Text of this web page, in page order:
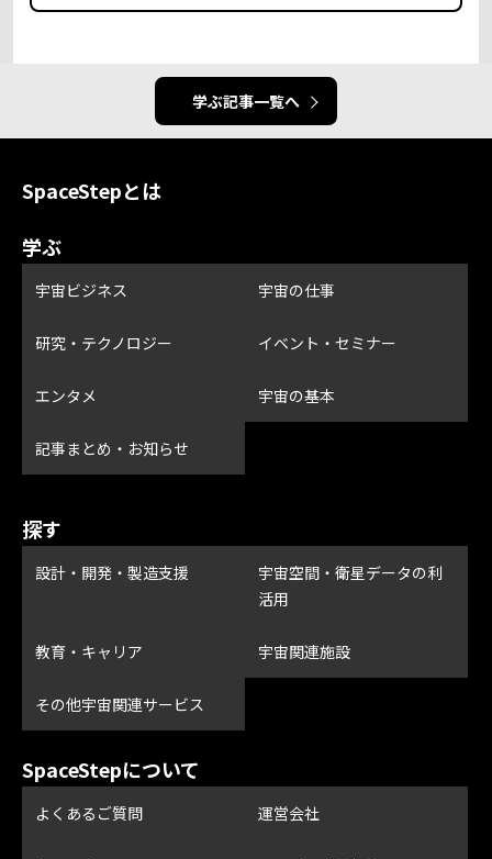
学ぶ記事一覧へ
SpaceStepとは
学ぶ
宇宙ビジネス 宇宙の仕事
研究・テクノロジー イベント・セミナー
エンタメ 宇宙の基本
記事まとめ・お知らせ
探す
設計・開発・製造支援
宇宙空間・衛星データの利
活用
教育・キャリア 宇宙関連施設
その他宇宙関連サービス
SpaceStepについて
よくあるご質問 運営会社